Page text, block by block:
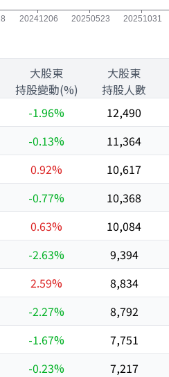
大股東
持股變動(%)
大股東
持股人數
-1.96% 12,490
-0.13% 11,364
0.92% 10,617
-0.77% 10,368
0.63% 10,084
-2.63% 9,394
2.59% 8,834
-2.27% 8,792
-1.67% 7,751
-0.23% 7,217